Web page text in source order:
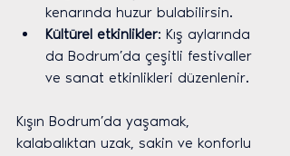
kenarında huzur bulabilirsin.
Kültürel etkinlikler: Kış aylarında
da Bodrum’da çeşitli festivaller
ve sanat etkinlikleri düzenlenir.
Kışın Bodrum’da yaşamak,
kalabalıktan uzak, sakin ve konforlu